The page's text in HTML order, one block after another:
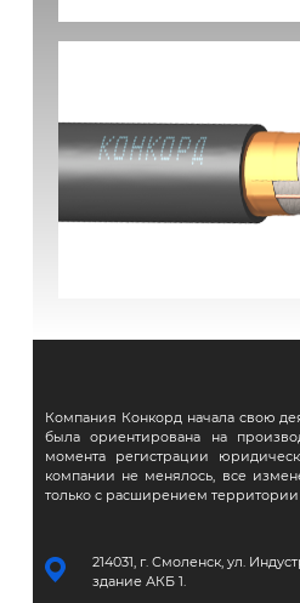
КГ-
Компания Конкорд начала свою
была ориентирована на
момента регистрации
компании не менялось, все
только с расширением территории
214031, г. Смоленск, ул.
здание АКБ 1.